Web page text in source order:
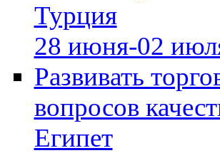
Турция
28 июня-02
Развивать
вопросов
Египет